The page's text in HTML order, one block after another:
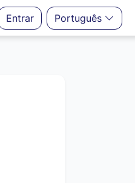
Entrar Português